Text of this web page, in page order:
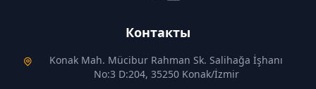
Контакты
Konak Mah. Mücibur Rahman Sk. Salihağa İşhanı
No:3 D:204, 35250 Konak/İzmir